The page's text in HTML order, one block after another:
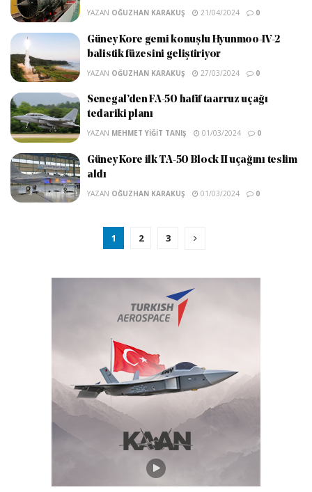
YAZAN OĞUZHAN KARAKUŞ 21/04/2024 0
Güney Kore gemi konuşlu Hyunmoo-IV-2
balistik füzesini geliştiriyor
YAZAN OĞUZHAN KARAKUŞ 27/03/2024 0
Senegal’den FA-50 hafif taarruz uçağı
tedariki planı
YAZAN MEHMET YIĞIT TANIŞ 01/03/2024 0
Güney Kore ilk TA-50 Block II uçağını teslim
aldı
YAZAN OĞUZHAN KARAKUŞ 01/03/2024 0
1 2 3